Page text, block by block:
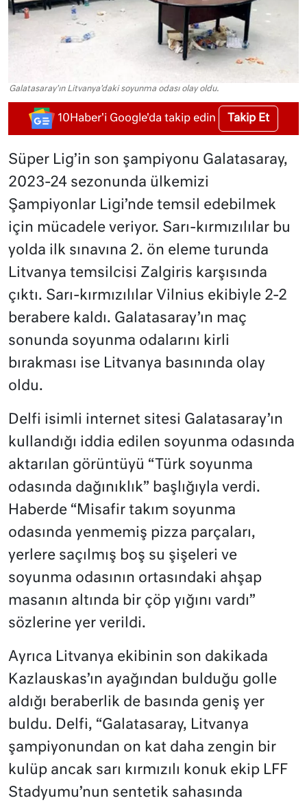
Galatasaray'ın Litvanya'daki soyunma odası olay oldu.
10Haber'i Google'da takip edin Takip Et
Süper Lig’in son şampiyonu Galatasaray,
2023-24 sezonunda ülkemizi
Şampiyonlar Ligi’nde temsil edebilmek
için mücadele veriyor. Sarı-kırmızılılar bu
yolda ilk sınavına 2. ön eleme turunda
Litvanya temsilcisi Zalgiris karşısında
çıktı. Sarı-kırmızılılar Vilnius ekibiyle 2-2
berabere kaldı. Galatasaray’ın maç
sonunda soyunma odalarını kirli
bırakması ise Litvanya basınında olay
oldu.
Delfi isimli internet sitesi Galatasaray’ın
kullandığı iddia edilen soyunma odasında
aktarılan görüntüyü “Türk soyunma
odasında dağınıklık” başlığıyla verdi.
Haberde “Misafir takım soyunma
odasında yenmemiş pizza parçaları,
yerlere saçılmış boş su şişeleri ve
soyunma odasının ortasındaki ahşap
masanın altında bir çöp yığını vardı”
sözlerine yer verildi.
Ayrıca Litvanya ekibinin son dakikada
Kazlauskas’ın ayağından bulduğu golle
aldığı beraberlik de basında geniş yer
buldu. Delfi, “Galatasaray, Litvanya
şampiyonundan on kat daha zengin bir
kulüp ancak sarı kırmızılı konuk ekip LFF
Stadyumu’nun sentetik sahasında